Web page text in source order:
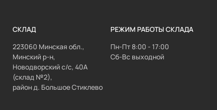
СКЛАД
223060 Минская обл.,
Минский р-н,
Новодворский с/с, 40А
(склад №2),
район д. Большое Стиклево
РЕЖИМ РАБОТЫ СКЛАДА
Пн-Пт 8:00 - 17:00
Сб-Вс выходной